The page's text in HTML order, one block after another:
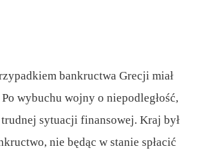
bankructwa Grecji miał
wybuchu wojny o niepodległość,
trudnej sytuacji finansowej. Kraj był
nie będąc w stanie spłacić